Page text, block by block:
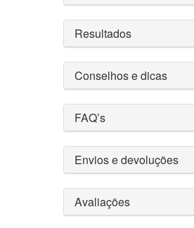
Resultados
Conselhos e dicas
FAQ’s
Envios e devoluções
Avaliações